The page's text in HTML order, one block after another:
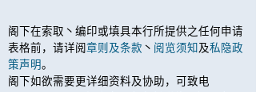
阁下在索取丶编印或填具本行所提供之任何申请
表格前，请详阅 章则及条款 丶 阅览须知 及私隐政
策声明。
阁下如欲需要更详细资料及协助，可致电